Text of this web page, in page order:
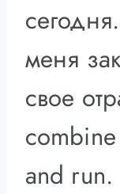
меня
свое
and run.